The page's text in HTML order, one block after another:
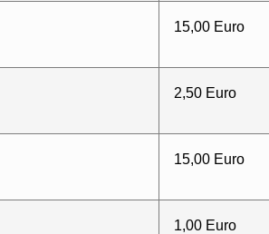
15,00 Euro
2,50 Euro
15,00 Euro
1,00 Euro